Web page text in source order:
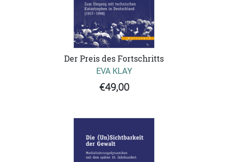
Der Preis des Fortschritts
EVA KLAY
€49,00